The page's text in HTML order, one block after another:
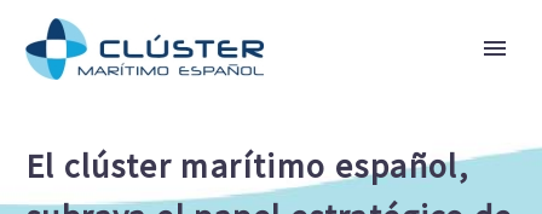
El clúster marítimo español,